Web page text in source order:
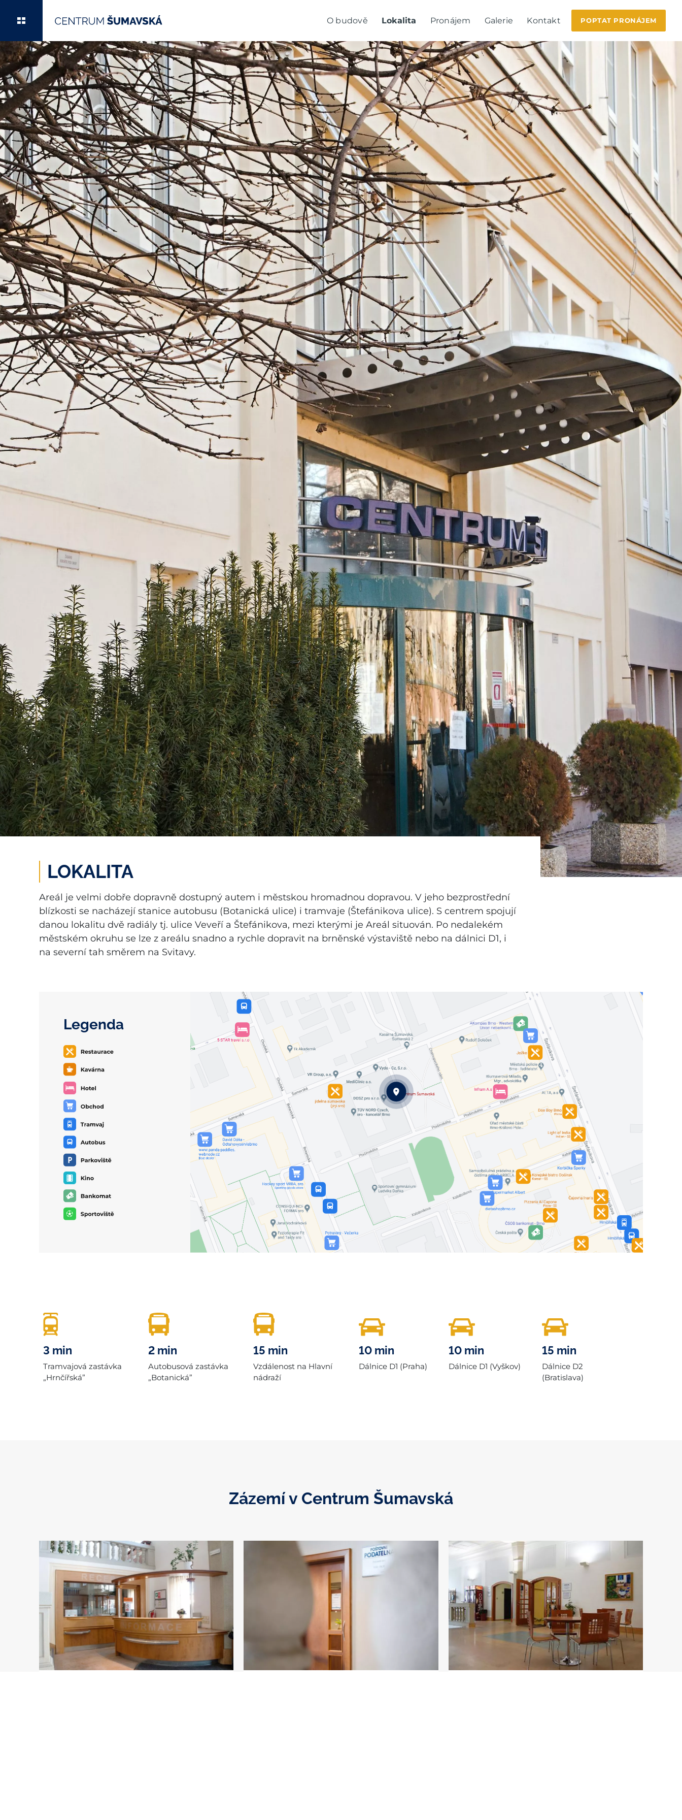
Centrum Šumavská O budově Lokalita Pronájem Galerie Kontakt POPTAT PRONÁJEM
LOKALITA
Areál je velmi dobře dopravně dostupný autem i městskou hromadnou dopravou. V jeho bezprostřední
blízkosti se nacházejí stanice autobusu (Botanická ulice) i tramvaje (Štefánikova ulice). S centrem spojují
danou lokalitu dvě radiály tj. ulice Veveří a Štefánikova, mezi kterými je Areál situován. Po nedalekém
městském okruhu se lze z areálu snadno a rychle dopravit na brněnské výstaviště nebo na dálnici D1, i
na severní tah směrem na Svitavy.
Legenda
3 min
Tramvajová zastávka
„Hrnčířská”
2 min
Autobusová zastávka
„Botanická”
15 min
Vzdálenost na Hlavní
nádraží
10 min
Dálnice D1 (Praha)
10 min
Dálnice D1 (Vyškov)
15 min
Dálnice D2
(Bratislava)
Zázemí v Centrum Šumavská